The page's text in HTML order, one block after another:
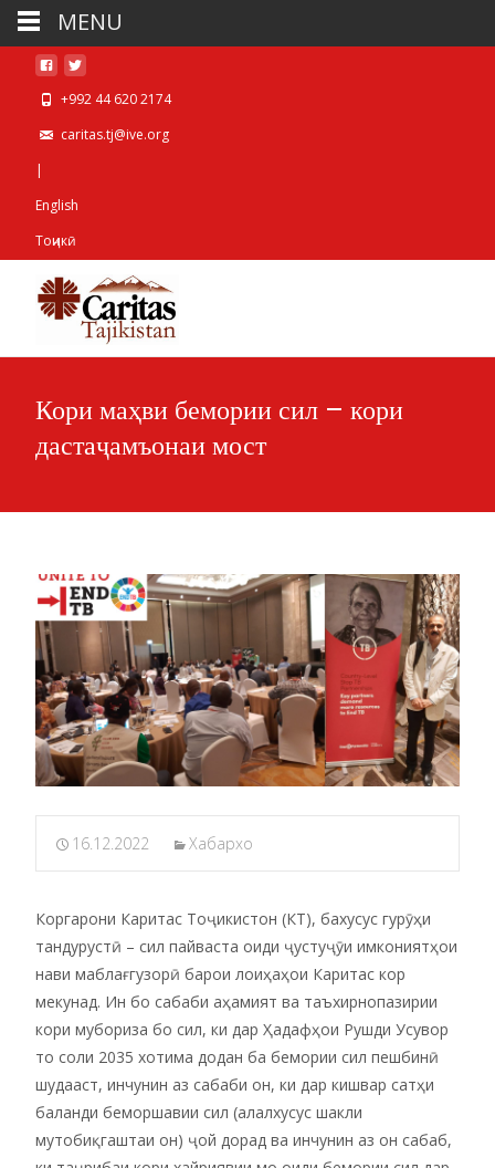
+992 44 620 2174
caritas.tj@ive.org
|
English
Тоҷикӣ
Кори маҳви бемории сил – кори
дастаҷамъонаи мост
16.12.2022 Хабархо
Коргарони Каритас Тоҷикистон (КТ), бахусус гурӯҳи
тандурустӣ – сил пайваста оиди ҷустуҷӯи имкониятҳои
нави маблағгузорӣ барои лоиҳаҳои Каритас кор
мекунад. Ин бо сабаби аҳамият ва таъхирнопазирии
кори мубориза бо сил, ки дар Ҳадафҳои Рушди Усувор
то соли 2035 хотима додан ба бемории сил пешбинӣ
шудааст, инчунин аз сабаби он, ки дар кишвар сатҳи
баланди беморшавии сил (алалхусус шакли
мутобиқгаштаи он) ҷой дорад ва инчунин аз он сабаб,
MENU